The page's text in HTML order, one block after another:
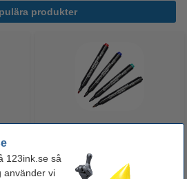
123ink.se så
använder vi
produkter
|
123ink | 4st